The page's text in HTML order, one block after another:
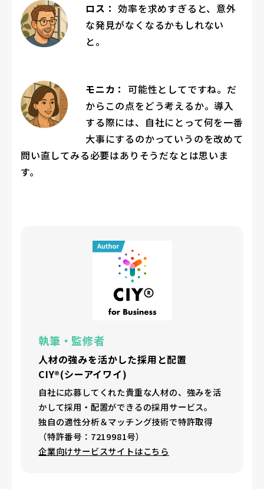
ロス： 効率を求めすぎると、意外
な発見がなくなるかもしれない
と。
モニカ： 可能性としてですね。だ
からこの点をどう考えるか。導入
する際には、自社にとって何を一番
大事にするのかっていうのを改めて
問い直してみる必要はありそうだなとは思いま
す。
執筆・監修者
人材の強みを活かした採用と配置
CIY®(シーアイワイ)
自社に応募してくれた貴重な人材の、強みを活
かして採用・配置ができるの採用サービス。
独自の適性分析＆マッチング技術で特許取得
（特許番号：7219981号）
企業向けサービスサイトはこちら